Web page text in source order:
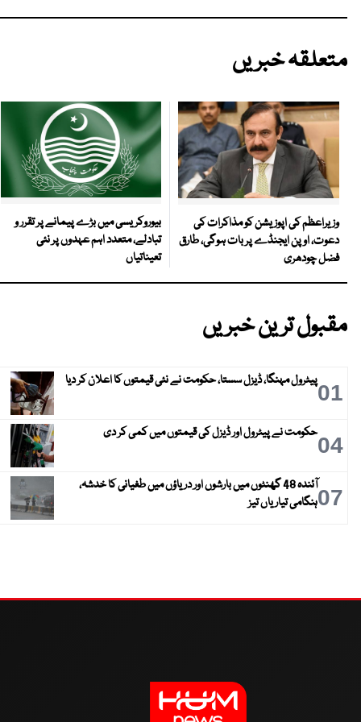
متعلقہ خبریں
وزیراعظم کی اپوزیشن کو مذاکرات کی
دعوت، اوپن ایجنڈے پر بات ہوگی، طارق
فضل چودھری
بیوروکریسی میں بڑے پیمانے پر تقرر و
تبادلے، متعدد اہم عہدوں پر نئی
تعیناتیاں
مقبول ترین خبریں
01پیٹرول مہنگا، ڈیزل سستا، حکومت نے نئی قیمتوں کا اعلان کر دیا
04حکومت نے پیٹرول اور ڈیزل کی قیمتوں میں کمی کر دی
07
آئندہ 48 گھنٹوں میں بارشوں اور دریاؤں میں طغیانی کا خدشہ،
ہنگامی تیاریاں تیز